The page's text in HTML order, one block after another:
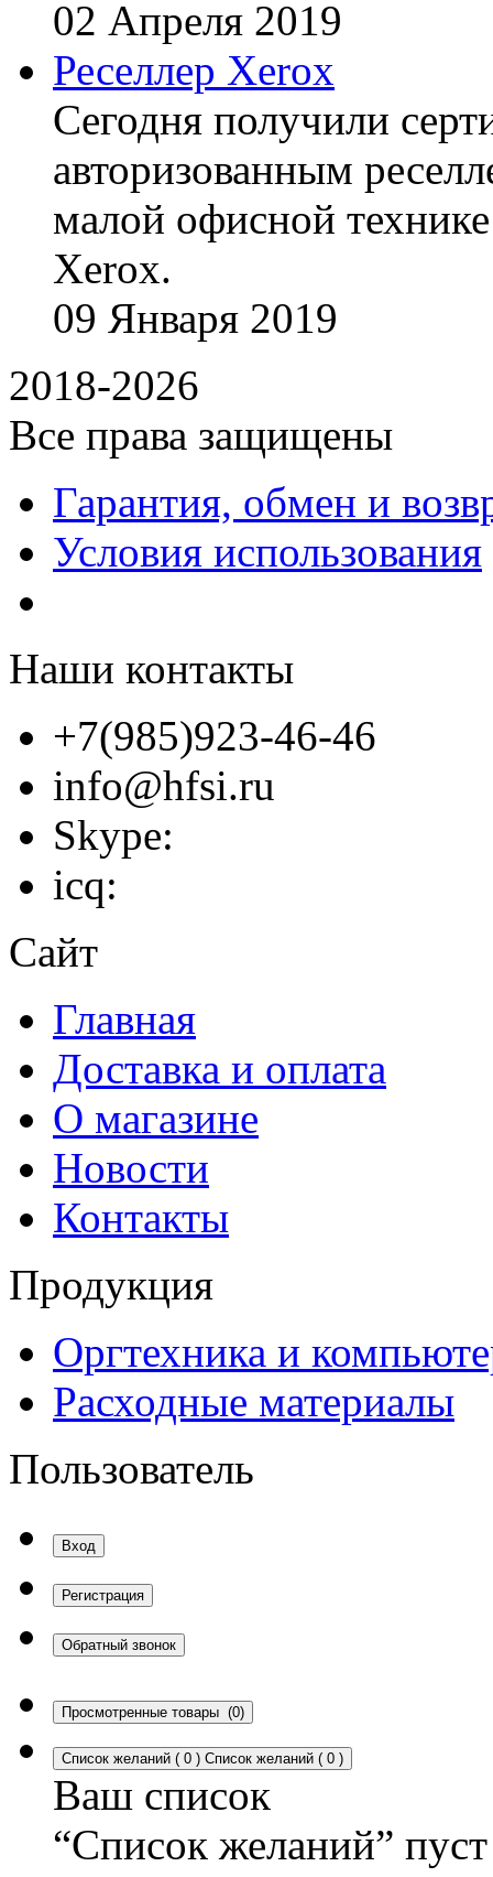
02 Апреля 2019
Реселлер Xerox
Сегодня получили
авторизованным
малой офисной
Xerox.
09 Января 2019
2018-2026
Все права защищены
Гарантия, обмен и
Условия использования
Наши контакты
+7(985)923-46-46
info@hfsi.ru
Skype:
icq:
Сайт
Главная
Доставка и оплата
О магазине
Новости
Контакты
Продукция
Оргтехника и
Расходные материалы
Пользователь
Вход
Регистрация
Обратный звонок
Просмотренные товары (0)
Список желаний ( 0 ) Список желаний ( 0 )
Ваш список
“Список желаний” пуст